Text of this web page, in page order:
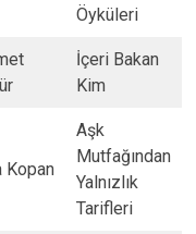
Öyküleri
​İçeri Bakan
Kim
Kopan
​Aşk
Mutfağından
Yalnızlık
Tarifleri